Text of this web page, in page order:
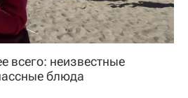
всего: неизвестные
блюда